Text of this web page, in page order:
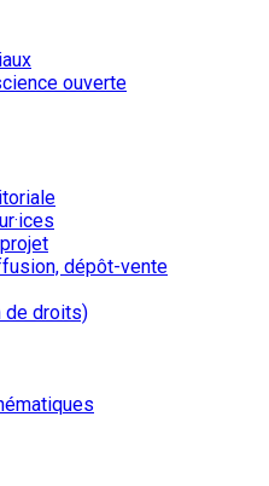
ouverte
dépôt-vente
de droits)